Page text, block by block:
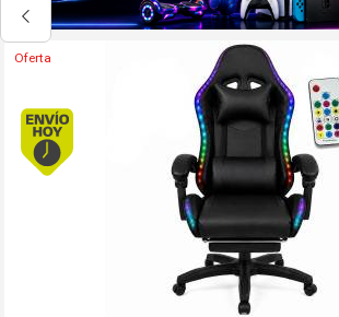
Envío hoy. Comprando antes de 13Hs.